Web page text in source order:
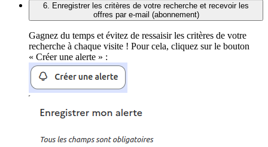
6. Enregistrer les critères de votre recherche et recevoir les
offres par e-mail (abonnement)
Gagnez du temps et évitez de ressaisir les critères de votre
recherche à chaque visite ! Pour cela, cliquez sur le bouton
« Créer une alerte » :